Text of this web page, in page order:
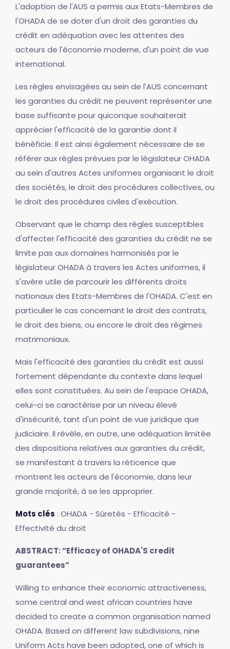
L'adoption de l'AUS a permis aux Etats-Membres de
l'OHADA de se doter d'un droit des garanties du
crédit en adéquation avec les attentes des
acteurs de l'économie moderne, d'un point de vue
international.
Les règles envisagées au sein de l'AUS concernant
les garanties du crédit ne peuvent représenter une
base suffisante pour quiconque souhaiterait
apprécier l'efficacité de la garantie dont il
bénéficie. Il est ainsi également nécessaire de se
référer aux règles prévues par le législateur OHADA
au sein d'autres Actes uniformes organisant le droit
des sociétés, le droit des procédures collectives, ou
le droit des procédures civiles d'exécution.
Observant que le champ des règles susceptibles
d'affecter l'efficacité des garanties du crédit ne se
limite pas aux domaines harmonisés par le
législateur OHADA à travers les Actes uniformes, il
s'avère utile de parcourir les différents droits
nationaux des Etats-Membres de l'OHADA. C'est en
particulier le cas concernant le droit des contrats,
le droit des biens, ou encore le droit des régimes
matrimoniaux.
Mais l'efficacité des garanties du crédit est aussi
fortement dépendante du contexte dans lequel
elles sont constituées. Au sein de l'espace OHADA,
celui-ci se caractérise par un niveau élevé
d'insécurité, tant d'un point de vue juridique que
judiciaire. Il révèle, en outre, une adéquation limitée
des dispositions relatives aux garanties du crédit,
se manifestant à travers la réticence que
montrent les acteurs de l'économie, dans leur
grande majorité, à se les approprier.
Mots clés : OHADA - Sûretés - Efficacité -
Effectivité du droit
ABSTRACT: “Efficacy of OHADA'S credit
guarantees”
Willing to enhance their economic attractiveness,
some central and west african countries have
decided to create a common organisation named
OHADA. Based on different law subdivisions, nine
Uniform Acts have been adopted, one of which is